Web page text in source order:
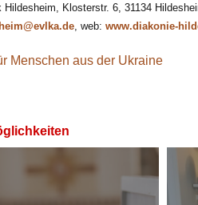
Klosterstr. 6, 31134
, web: www.diakonie-
Menschen aus der Ukraine